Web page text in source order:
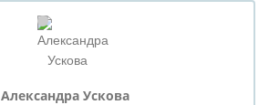
Александра Ускова